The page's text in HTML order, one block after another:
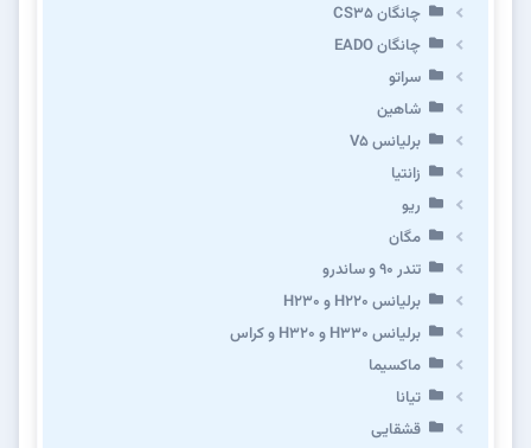
چانگان CS35
چانگان EADO
سراتو
شاهین
برلیانس V5
زانتیا
ریو
مگان
تندر ۹۰ و ساندرو
برلیانس H220 و H230
برلیانس H330 و H320 و کراس
ماکسیما
تیانا
قشقایی